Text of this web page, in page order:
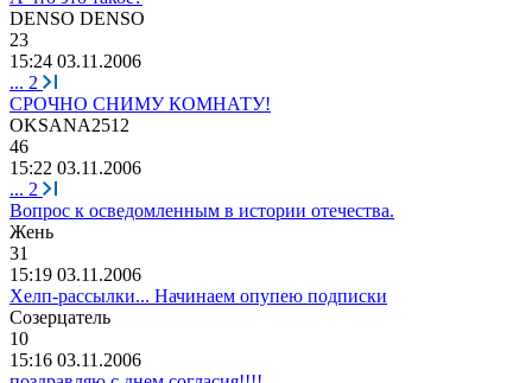
DENSO DENSO
23
15:24 03.11.2006
... 2
СРОЧНО СНИМУ КОМНАТУ!
OKSANA2512
46
15:22 03.11.2006
... 2
Вопрос к осведомленным в истории отечества.
Жeнь
31
15:19 03.11.2006
Хелп-рассылки... Начинаем опупею подписки
Созерцатель
10
15:16 03.11.2006